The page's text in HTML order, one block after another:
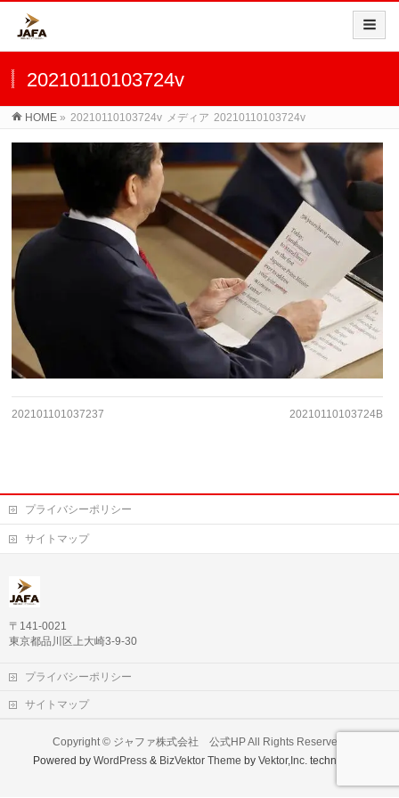
20210110103724v
HOME » 20210110103724v メディア 20210110103724v
202101101037237 20210110103724B
プライバシーポリシー
サイトマップ
〒141-0021
東京都品川区上大崎3-9-30
プライバシーポリシー
サイトマップ
Copyright © ジャファ株式会社 公式HPAll Rights Reserved.
Powered byWordPress & BizVektor Theme byVektor,Inc. technology.